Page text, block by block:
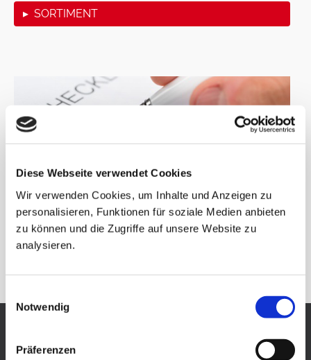
Diese Webseite verwendet Cookies
Wir verwenden Cookies, um Inhalte und Anzeigen zu
personalisieren, Funktionen für soziale Medien anbieten
zu können und die Zugriffe auf unsere Website zu
analysieren.
Notwendig
Präferenzen
▸ SORTIMENT
▸ CHECKLISTE
Bedarf.